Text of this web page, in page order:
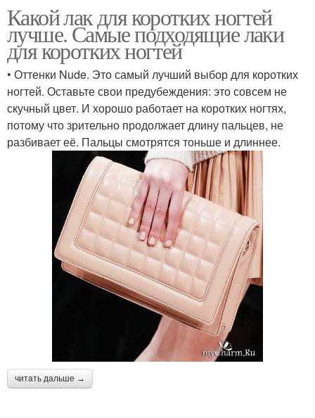
Какой лак для коротких ногтей
лучше. Самые подходящие лаки
для коротких ногтей
• Оттенки Nude. Это самый лучший выбор для коротких
ногтей. Оставьте свои предубеждения: это совсем не
скучный цвет. И хорошо работает на коротких ногтях,
потому что зрительно продолжает длину пальцев, не
разбивает её. Пальцы смотрятся тоньше и длиннее.
читать дальше →